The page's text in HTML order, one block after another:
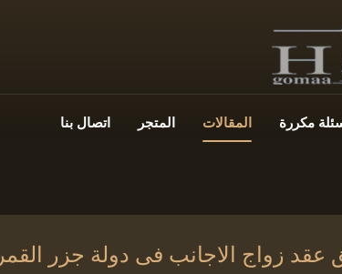
مكررة المقالات المتجر اتصال بنا
عقد زواج الاجانب فى دولة جزر القمر